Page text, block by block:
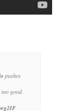
pushes
good.